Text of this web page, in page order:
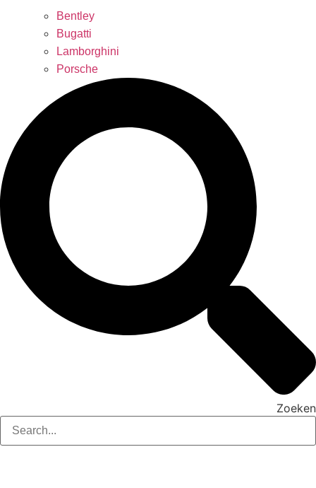
Bentley
Bugatti
Lamborghini
Porsche
Zoeken